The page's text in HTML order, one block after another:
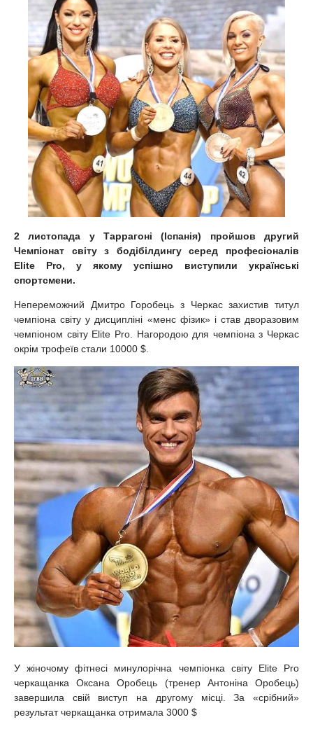
2 листопада у Таррагоні (Іспанія) пройшов другий
Чемпіонат світу з бодібілдингу серед професіоналів
Elite Pro, у якому успішно виступили українські
спортсмени.
Непереможний Дмитро Горобець з Черкас захистив титул
чемпіона світу у дисципліні «менс фізик» і став дворазовим
чемпіоном світу Elite Pro. Нагородою для чемпіона з Черкас
окрім трофеїв стали 10000 $.
У жіночому фітнесі минулорічна чемпіонка світу Elite Pro
черкащанка Оксана Оробець (тренер Антоніна Оробець)
завершила свій виступ на другому місці. За «срібний»
результат черкащанка отримала 3000 $